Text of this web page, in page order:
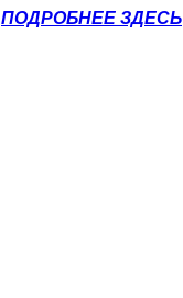
ПОДРОБНЕЕ ЗДЕСЬ